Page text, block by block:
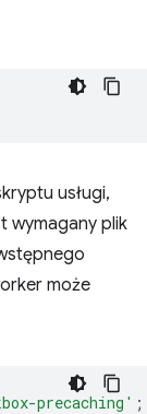
usługi,
wymagany plik
może
precaching' ;